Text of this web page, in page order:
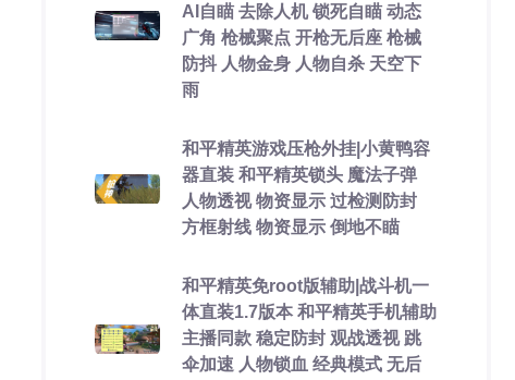
AI自瞄 去除人机 锁死自瞄 动态
广角 枪械聚点 开枪无后座 枪械
防抖 人物金身 人物自杀 天空下
雨
和平精英游戏压枪外挂|小黄鸭容
器直装 和平精英锁头 魔法子弹
人物透视 物资显示 过检测防封
方框射线 物资显示 倒地不瞄
和平精英免root版辅助|战斗机一
体直装1.7版本 和平精英手机辅助
主播同款 稳定防封 观战透视 跳
伞加速 人物锁血 经典模式 无后